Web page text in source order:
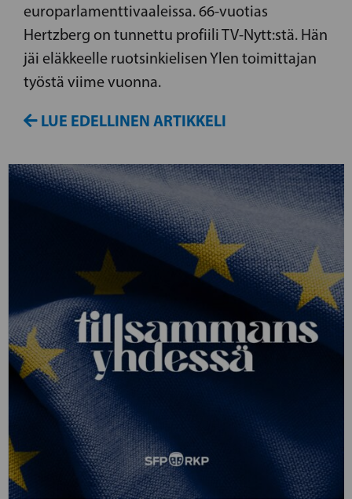
europarlamenttivaaleissa. 66-vuotias
Hertzberg on tunnettu profiili TV-Nytt:stä. Hän
jäi eläkkeelle ruotsinkielisen Ylen toimittajan
työstä viime vuonna.
LUE EDELLINEN ARTIKKELI